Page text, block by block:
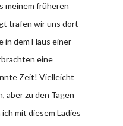
meinem früheren
trafen wir uns dort
in dem Haus einer
eine
Zeit! Vielleicht
aber zu den Tagen
mit diesem Ladies